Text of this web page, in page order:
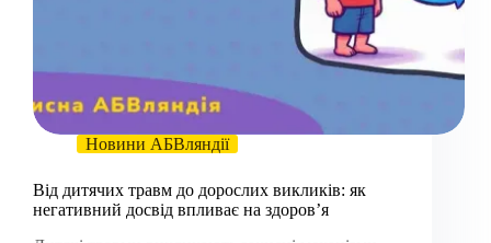
Новини АБВляндії
Від дитячих травм до дорослих викликів: як
негативний досвід впливає на здоров’я